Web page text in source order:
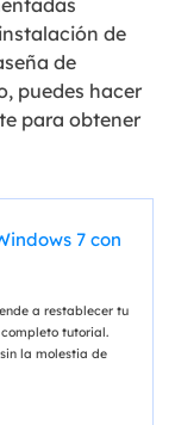
de
de
puedes hacer
para obtener
7 con
a restablecer tu
tutorial.
la molestia de